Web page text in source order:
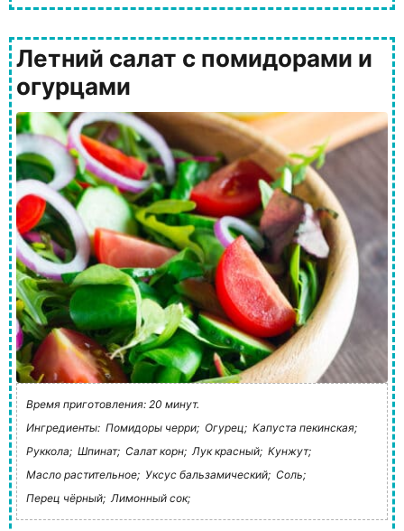
Летний салат с помидорами и
огурцами
Время приготовления: 20 минут.
Ингредиенты: Помидоры черри; Огурец; Капуста пекинская;
Руккола; Шпинат; Салат корн; Лук красный; Кунжут;
Масло растительное; Уксус бальзамический; Соль;
Перец чёрный; Лимонный сок;